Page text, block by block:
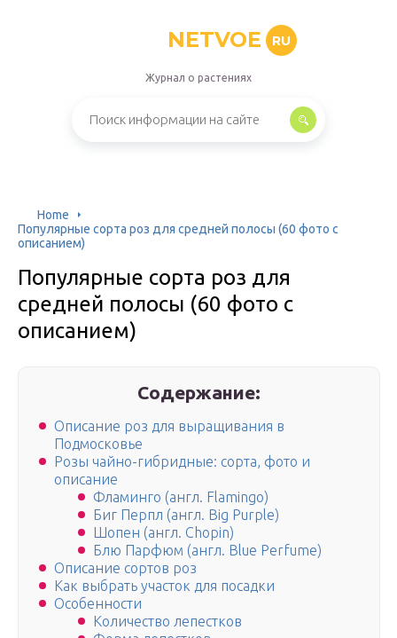
NETVOE RU
Журнал о растениях
Home
Популярные сорта роз для средней полосы (60 фото с
описанием)
Популярные сорта роз для
средней полосы (60 фото с
описанием)
Содержание:
Описание роз для выращивания в
Подмосковье
Розы чайно-гибридные: сорта, фото и
описание
Фламинго (англ. Flamingo)
Биг Перпл (англ. Big Purple)
Шопен (англ. Chopin)
Блю Парфюм (англ. Blue Perfume)
Описание сортов роз
Как выбрать участок для посадки
Особенности
Количество лепестков